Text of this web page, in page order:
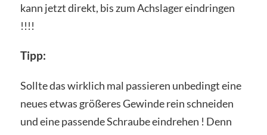
kann jetzt direkt, bis zum Achslager eindringen
!!!!
Tipp:
Sollte das wirklich mal passieren unbedingt eine
neues etwas größeres Gewinde rein schneiden
und eine passende Schraube eindrehen ! Denn